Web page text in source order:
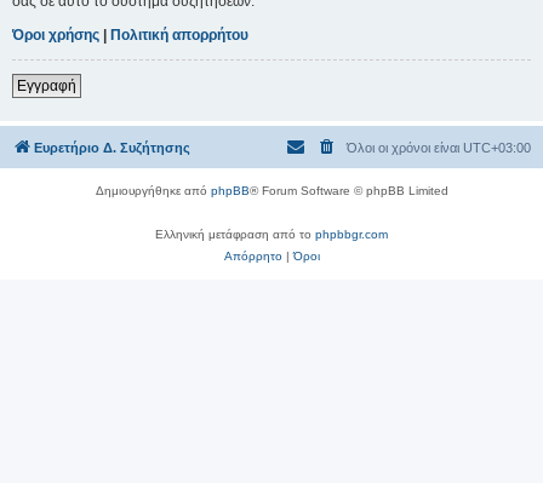
Όροι χρήσης | Πολιτική απορρήτου
Εγγραφή
Ευρετήριο Δ. Συζήτησης Όλοι οι χρόνοι είναι UTC+03:00
Δημιουργήθηκε από phpBB® Forum Software © phpBB Limited
Ελληνική μετάφραση από το phpbbgr.com
Απόρρητο|Όροι